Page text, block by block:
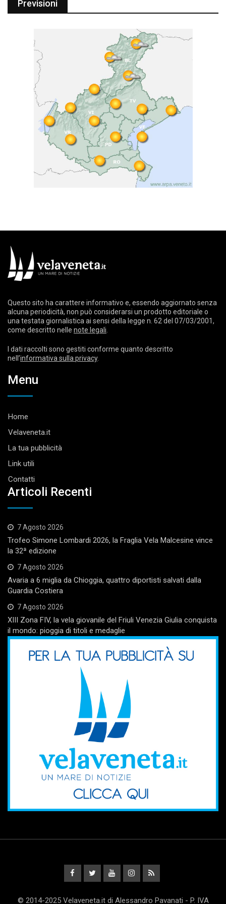
Previsioni
Questo sito ha carattere informativo e, essendo aggiornato senza
alcuna periodicità, non può considerarsi un prodotto editoriale o
una testata giornalistica ai sensi della legge n. 62 del 07/03/2001,
come descritto nelle note legali
I dati raccolti sono gestiti conforme quanto descritto
nell’informativa sulla privacy.
Menu
Home
Velaveneta.it
La tua pubblicità
Link utili
Contatti
Articoli Recenti
7 Agosto 2026
Trofeo Simone Lombardi 2026, la Fraglia Vela Malcesine vince
la 32ª edizione
7 Agosto 2026
Avaria a 6 miglia da Chioggia, quattro diportisti salvati dalla
Guardia Costiera
7 Agosto 2026
XIII Zona FIV, la vela giovanile del Friuli Venezia Giulia conquista
il mondo: pioggia di titoli e medaglie
© 2014-2025 Velaveneta.it di Alessandro Pavanati - P. IVA